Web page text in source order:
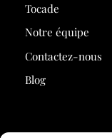
Tocade
Notre équipe
Contactez-nous
Blog